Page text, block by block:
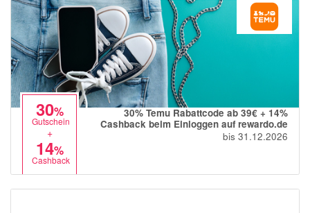
CHECK24
LiveFresh
tink
heine
Ankerkraut
30%
Gutschein
+
14%
Cashback
30% Temu Rabattcode ab 39€ + 14%
Cashback beim Einloggen auf rewardo.de
bis 31.12.2026